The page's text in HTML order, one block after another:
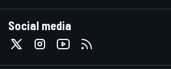
Social media